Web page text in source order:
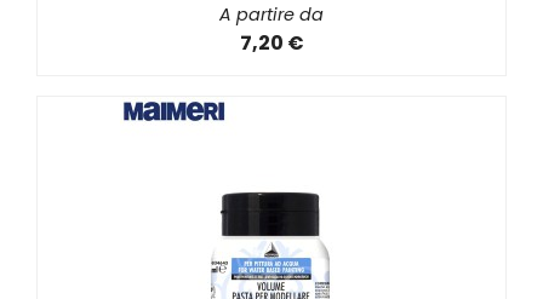
A partire da
7,20 €